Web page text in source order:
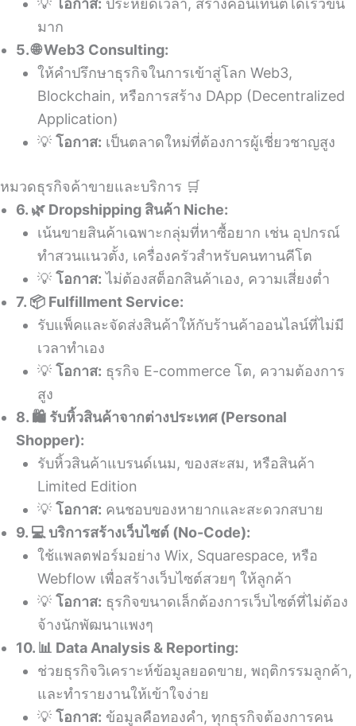
มาก
5. 🌐 Web3 Consulting:
ให้คำปรึกษาธุรกิจในการเข้าสู่โลก Web3,
Blockchain, หรือการสร้าง DApp (Decentralized
Application)
💡 โอกาส: เป็นตลาดใหม่ที่ต้องการผู้เชี่ยวชาญสูง
หมวดธุรกิจค้าขายและบริการ 🛒
6. 🌿 Dropshipping สินค้า Niche:
เน้นขายสินค้าเฉพาะกลุ่มที่หาซื้อยาก เช่น อุปกรณ์
ทำสวนแนวตั้ง, เครื่องครัวสำหรับคนทานคีโต
💡 โอกาส: ไม่ต้องสต็อกสินค้าเอง, ความเสี่ยงต่ำ
7. 📦 Fulfillment Service:
รับแพ็คและจัดส่งสินค้าให้กับร้านค้าออนไลน์ที่ไม่มี
เวลาทำเอง
💡 โอกาส: ธุรกิจ E-commerce โต, ความต้องการ
สูง
8. 🛍️ รับหิ้วสินค้าจากต่างประเทศ (Personal
Shopper):
รับหิ้วสินค้าแบรนด์เนม, ของสะสม, หรือสินค้า
Limited Edition
💡 โอกาส: คนชอบของหายากและสะดวกสบาย
9. 💻 บริการสร้างเว็บไซต์ (No-Code):
ใช้แพลตฟอร์มอย่าง Wix, Squarespace, หรือ
Webflow เพื่อสร้างเว็บไซต์สวยๆ ให้ลูกค้า
💡 โอกาส: ธุรกิจขนาดเล็กต้องการเว็บไซต์ที่ไม่ต้อง
จ้างนักพัฒนาแพงๆ
10. 📊 Data Analysis & Reporting:
ช่วยธุรกิจวิเคราะห์ข้อมูลยอดขาย, พฤติกรรมลูกค้า,
และทำรายงานให้เข้าใจง่าย
💡 โอกาส: ข้อมูลคือทองคำ, ทุกธุรกิจต้องการคน